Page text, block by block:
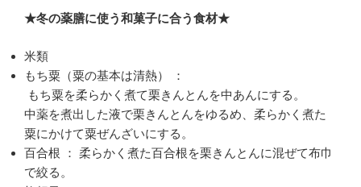
★冬の薬膳に使う和菓子に合う食材★
米類
もち粟（粟の基本は清熱） ：
もち粟を柔らかく煮て栗きんとんを中あんにする。
中薬を煮出した液で栗きんとんをゆるめ、柔らかく煮た
粟にかけて粟ぜんざいにする。
百合根 ： 柔らかく煮た百合根を栗きんとんに混ぜて布巾
で絞る。